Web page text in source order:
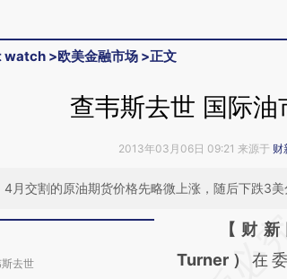
watch >欧美金融市场 >正文
查韦斯去世 国际油
2013年03月06日 09:21 来源于 财
4月交割的原油期货价格先略微上涨，随后下跌3
去世
请务必在总
AI基
【财
Turner） 在